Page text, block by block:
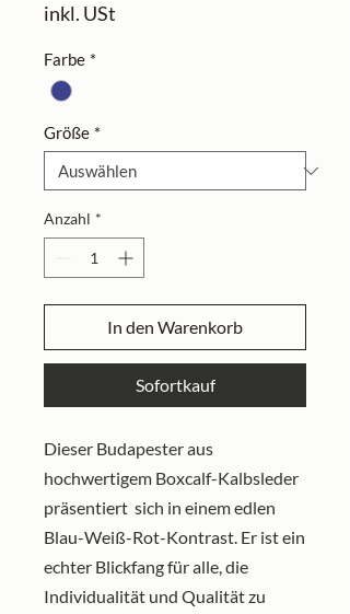
inkl. USt
Farbe *
Größe *
Anzahl *
In den Warenkorb
Sofortkauf
Dieser Budapester aus
hochwertigem Boxcalf-Kalbsleder
präsentiert sich in einem edlen
Blau-Weiß-Rot-Kontrast. Er ist ein
echter Blickfang für alle, die
Individualität und Qualität zu